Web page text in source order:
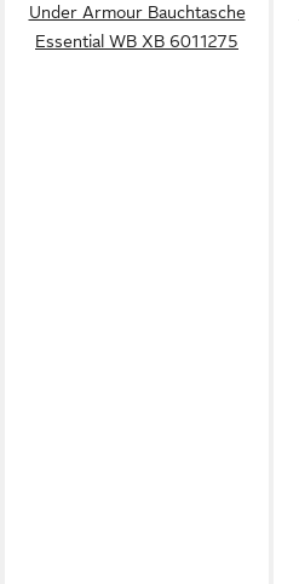
Under Armour Bauchtasche
Essential WB XB 6011275